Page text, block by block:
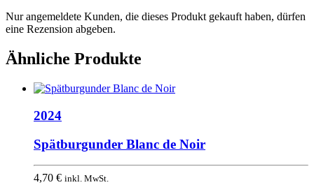
Nur angemeldete Kunden, die dieses Produkt gekauft haben, dürfen
eine Rezension abgeben.
Ähnliche Produkte
2024
Spätburgunder Blanc de Noir
4,70 € inkl. MwSt.